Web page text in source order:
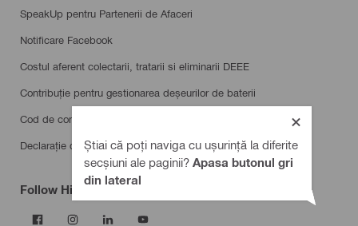
Știai că poți naviga cu ușurință la diferite
secșiuni ale paginii? Apasa butonul gri
din lateral
SpeakUp pentru Partenerii de Afaceri
Notificare Facebook
Costul aferent colectarii, tratarii si eliminarii DEEE
Contribuție pentru gestionarea deșeurilor de baterii
Cod de conduită pentru furnizori
Declarație de accesibilitate
Follow Hilti